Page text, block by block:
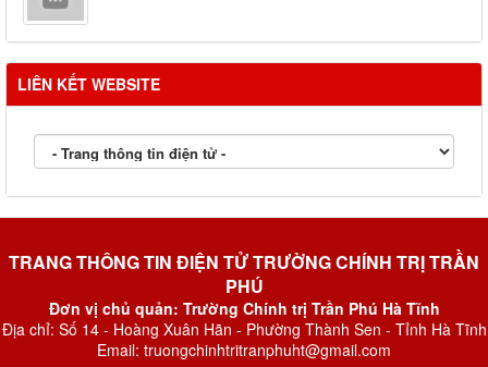
LIÊN KẾT WEBSITE
TRANG THÔNG TIN ĐIỆN TỬ TRƯỜNG CHÍNH TRỊ TRẦN
PHÚ
Đơn vị chủ quản: Trường Chính trị Trần Phú Hà Tĩnh
Địa chỉ: Số 14 - Hoàng Xuân Hãn - Phường Thành Sen - Tỉnh Hà Tĩnh
Email: truongchinhtritranphuht@gmail.com